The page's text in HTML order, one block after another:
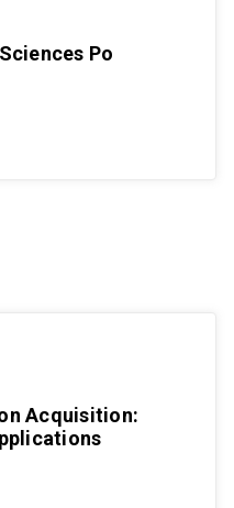
Po
Acquisition: